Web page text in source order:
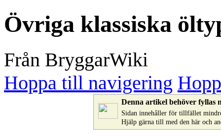
Övriga klassiska
Från BryggarWiki
Hoppa till navigering
Denna artikel behöver fyllas
Sidan innehåller för tillfället
Hjälp gärna till med den här och